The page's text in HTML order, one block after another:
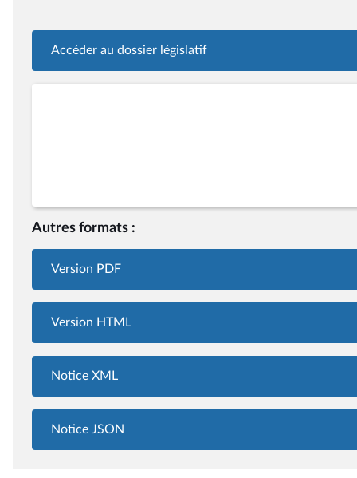
Accéder au dossier législatif
Autres formats :
Version PDF
Version HTML
Notice XML
Notice JSON